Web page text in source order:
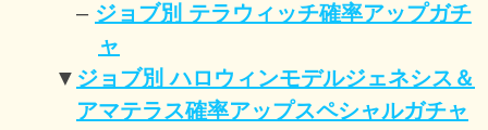
– ジョブ別 テラウィッチ確率アップガチ
ャ
▼ ジョブ別 ハロウィンモデルジェネシス＆
アマテラス確率アップスペシャルガチャ